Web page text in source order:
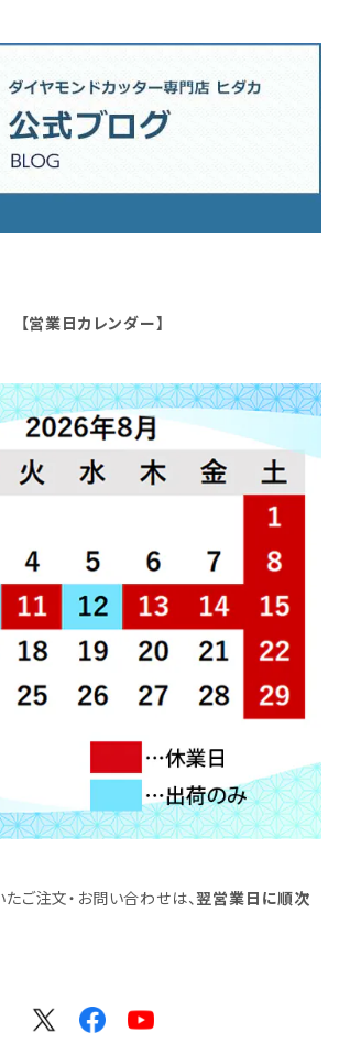
【営業日カレンダー】
たご注文・お問い合わせは、翌営業日に順次